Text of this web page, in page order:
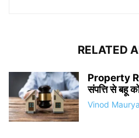
RELATED
Property
संपत्ति से बहू
Vinod Maurya